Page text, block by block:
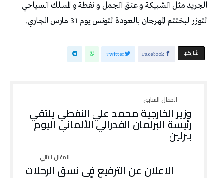
الجريد مثل الشبيكة و عنق الجمل و نفطة و المسلك السياحي
لتوزر ليختتم المهرجان بالعودة لتونس يوم 31 مارس الجاري.
‫‫ شاركها‬ Facebook
Twitter
وزير الخارجية محمد علي النفطي يلتقي
رئيسة البرلمان الفدرالي الألماني اليوم
ببرلين
الاعلان عن الترفيع في نسق الرحلات